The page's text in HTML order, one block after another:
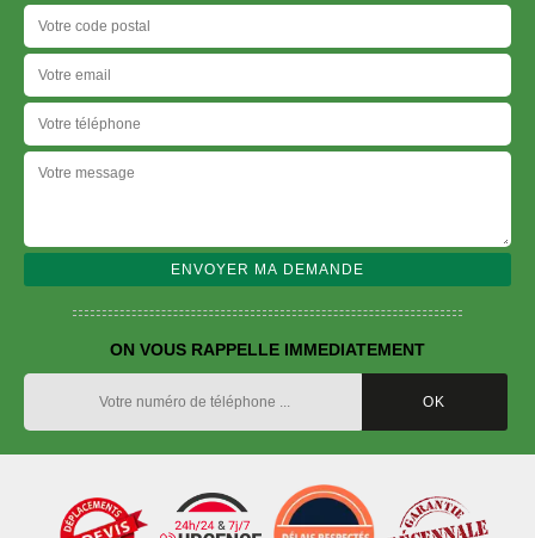
ON VOUS RAPPELLE IMMEDIATEMENT